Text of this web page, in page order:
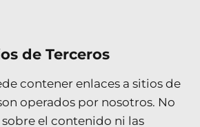
de Terceros
contener enlaces a sitios de
operados por nosotros. No
el contenido ni las